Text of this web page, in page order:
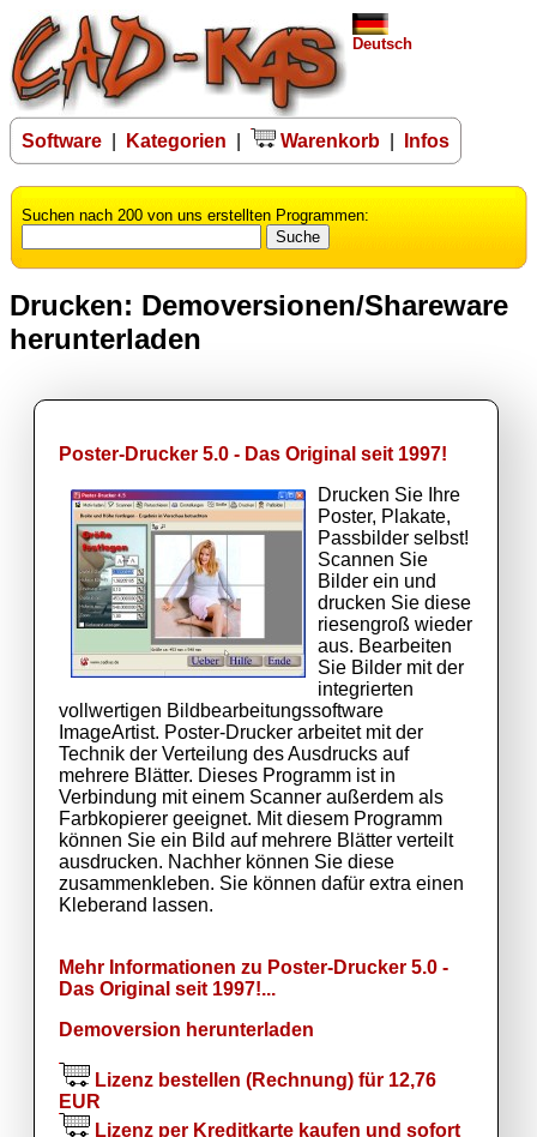
Deutsch
Software Kategorien Warenkorb| Infos
Suchen nach 200 von uns erstellten Programmen:
Drucken: Demoversionen/Shareware
herunterladen
Poster-Drucker 5.0 - Das Original seit 1997!
Drucken Sie Ihre
Poster, Plakate,
Passbilder selbst!
Scannen Sie
Bilder ein und
drucken Sie diese
riesengroß wieder
aus. Bearbeiten
Sie Bilder mit der
integrierten
vollwertigen Bildbearbeitungssoftware
ImageArtist. Poster-Drucker arbeitet mit der
Technik der Verteilung des Ausdrucks auf
mehrere Blätter. Dieses Programm ist in
Verbindung mit einem Scanner außerdem als
Farbkopierer geeignet. Mit diesem Programm
können Sie ein Bild auf mehrere Blätter verteilt
ausdrucken. Nachher können Sie diese
zusammenkleben. Sie können dafür extra einen
Kleberand lassen.
Mehr Informationen zu Poster-Drucker 5.0 -
Das Original seit 1997!...
Demoversion herunterladen
Lizenz bestellen (Rechnung) für 12,76
EUR
Lizenz per Kreditkarte kaufen und sofort